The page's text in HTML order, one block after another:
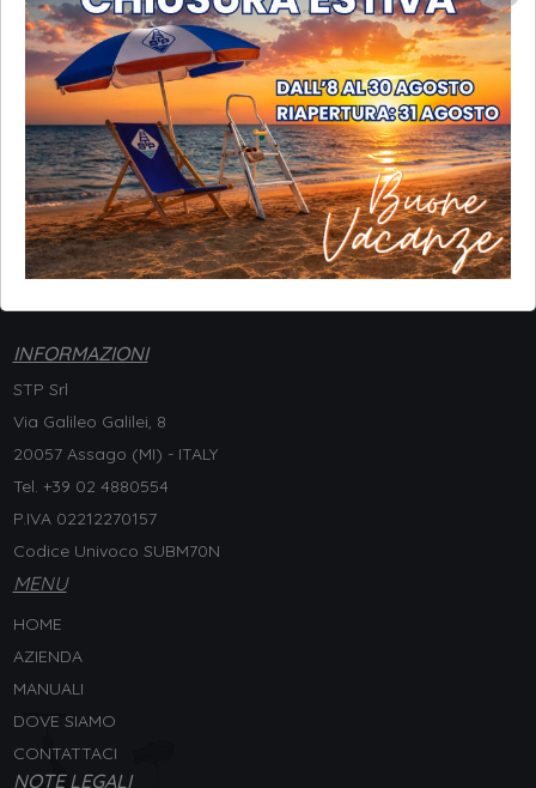
Allargatore telescopico
Allargatore telescopico
INFORMAZIONI
STP Srl
Via Galileo Galilei, 8
20057 Assago (MI) - ITALY
Tel. +39 02 4880554
P.IVA 02212270157
Codice Univoco SUBM70N
MENU
HOME
AZIENDA
MANUALI
DOVE SIAMO
CONTATTACI
NOTE LEGALI